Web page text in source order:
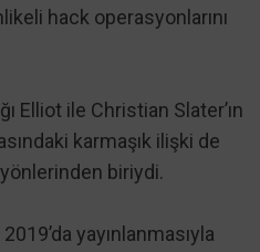
hack operasyonlarını
Elliot ile Christian Slater’ın
karmaşık ilişki de
biriydi.
yayınlanmasıyla